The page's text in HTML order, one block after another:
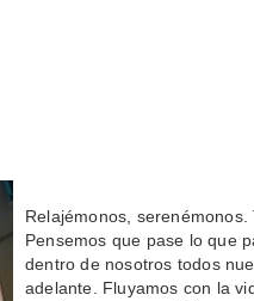
Relajémonos, serenémonos.
Pensemos que pase lo que
dentro de nosotros todos
adelante. Fluyamos con la